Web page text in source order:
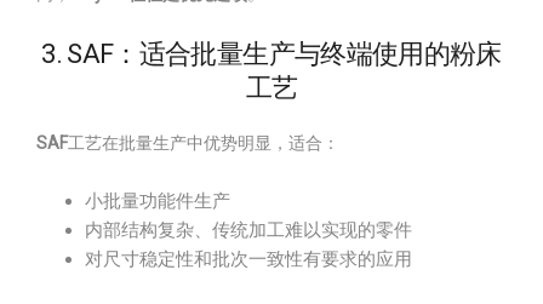
3. SAF：适合批量生产与终端使用的粉床
工艺
SAF工艺在批量生产中优势明显，适合：
小批量功能件生产
内部结构复杂、传统加工难以实现的零件
对尺寸稳定性和批次一致性有要求的应用